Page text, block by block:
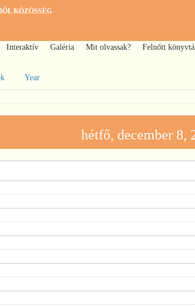
KÖZÖSSÉG
Interaktív Galéria Mit olvassak? Felnőtt
Year
hétfő, december 8,